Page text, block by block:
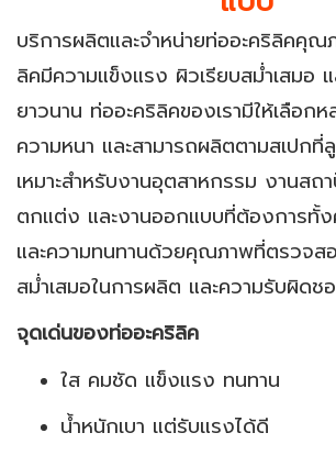
บริการผลิตและจำหน่ายท่ออะคริลิคคุ
ลิคมีความแข็งแรง ผิวเรียบสม่ำเสมอ แ
ยาวนาน ท่ออะคริลิคของเรามีให้เลือก
ความหนา และสามารถผลิตตามสเปกที่
เหมาะสำหรับงานอุตสาหกรรม งานส
ตกแต่ง และงานออกแบบที่ต้องการทั้
และความทนทานด้วยคุณภาพที่ตรวจส
สม่ำเสมอในการผลิต และความรับผิด
จุดเด่นของท่ออะคริลิค
ใส คมชัด แข็งแรง ทนทาน
น้ำหนักเบา แต่รับแรงได้ดี